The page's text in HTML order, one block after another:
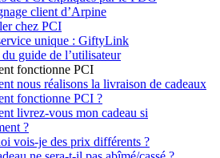
client d’Arpine
chez PCI
unique : GiftyLink
guide de l’utilisateur
fonctionne PCI
nous réalisons la livraison de cadeaux
fonctionne PCI ?
livrez-vous mon cadeau si
?
vois-je des prix différents ?